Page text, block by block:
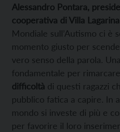
Alessandro Pontara,
cooperativa di Villa Lagarina
Mondiale sull’Autismo ci è
momento giusto per
vero senso della parola.
fondamentale per rimarcare
difficoltà di questi ragazzi
pubblico fatica a capire. In
mondo si investe di più e
per favorire il loro